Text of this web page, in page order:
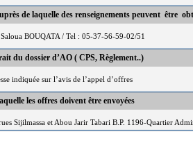
de laquelle des renseignements peuvent être
BOUQATA / Tel : 05-37-56-59-02/51
du dossier d’AO ( CPS, Règlement..)
indiquée sur l’avis de l’appel d’offres
les offres doivent être envoyées
Sijilmassa et Abou Jarir Tabari B.P. 1196-Quartier